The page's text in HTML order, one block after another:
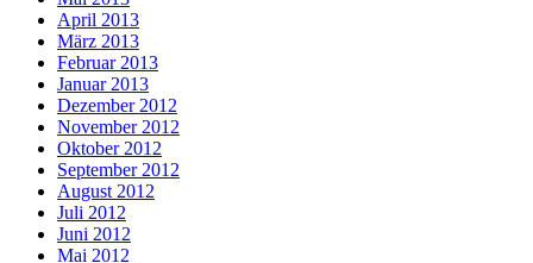
April 2013
März 2013
Februar 2013
Januar 2013
Dezember 2012
November 2012
Oktober 2012
September 2012
August 2012
Juli 2012
Juni 2012
Mai 2012